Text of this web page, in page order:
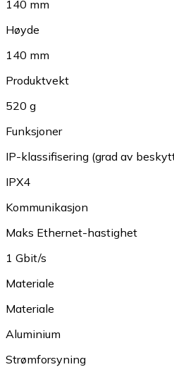
140 mm
Høyde
140 mm
Produktvekt
520 g
Funksjoner
IP-klassifisering (grad av
IPX4
Kommunikasjon
Maks Ethernet-hastighet
1 Gbit/s
Materiale
Materiale
Aluminium
Strømforsyning